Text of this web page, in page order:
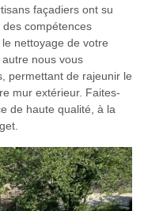
façadiers ont su
compétences
nettoyage de votre
nous vous
permettant de rajeunir le
mur extérieur. Faites-
de haute qualité, à la